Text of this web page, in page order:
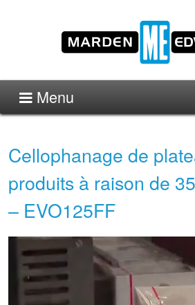
Menu
Cellophanage de
produits à raison de
– EVO125FF